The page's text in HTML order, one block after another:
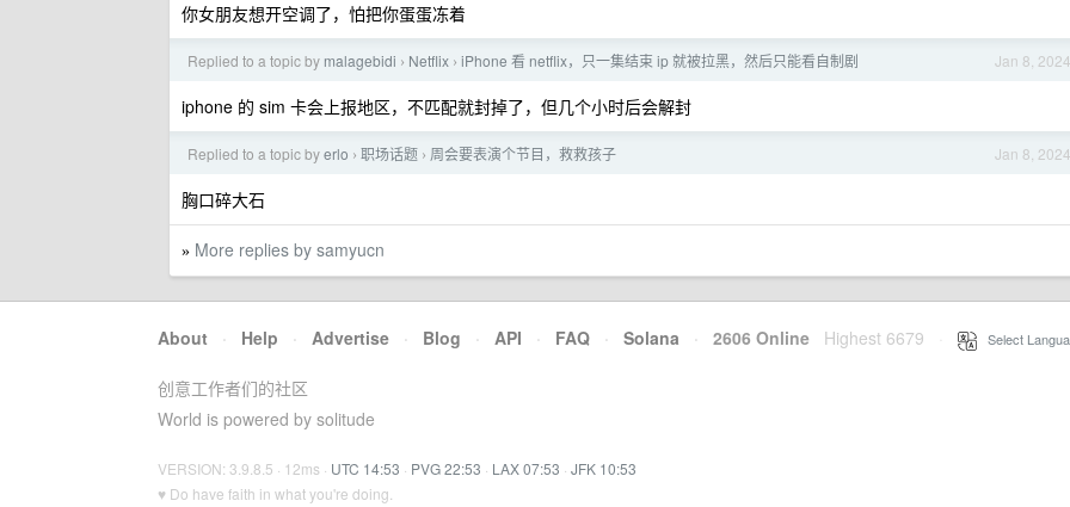
你女朋友想开空调了，怕把你蛋蛋冻着
Jan 8, 2024
Replied to a topic by malagebidi › Netflix › iPhone 看 netflix，只一集结束 ip 就被拉黑，然后只能看自制剧
iphone 的 sim 卡会上报地区，不匹配就封掉了，但几个小时后会解封
Jan 8, 2024
Replied to a topic byerlo › 职场话题 › 周会要表演个节目，救救孩子
胸口碎大石
» More replies by samyucn
About · Help · Advertise · Blog · API · FAQ · Solana · 2606 Online Highest 6679 Select
创意工作者们的社区
World is powered by solitude
VERSION: 3.9.8.5 · 12ms · UTC 14:53 · PVG 22:53 · LAX 07:53 · JFK 10:53
♥ Do have faith in what you're doing.